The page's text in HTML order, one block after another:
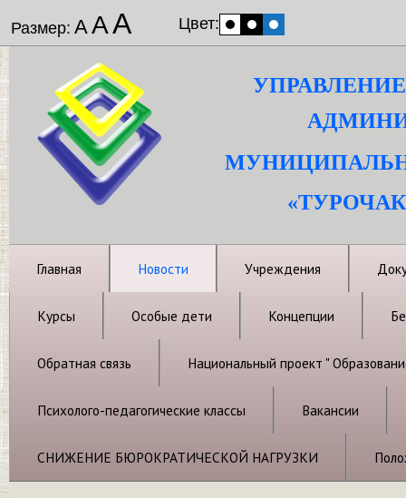
Размер: ААА Цвет:
Главная Новости Учреждения
Курсы Особые дети Концепции
Обратная связь Национальный проект "
Психолого-педагогические классы Вакансии
СНИЖЕНИЕ БЮРОКРАТИЧЕСКОЙ НАГРУЗКИ